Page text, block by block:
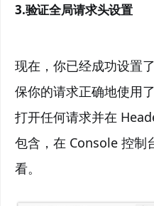
3.验证全局请求头设置
现在，你已经成功设置
保你的请求正确地使用
打开任何请求并在
包含，在 Console 控制
看。